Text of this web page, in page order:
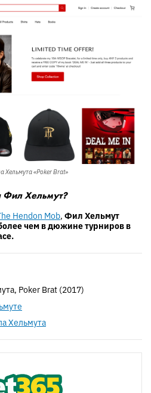
«Poker Brat»
Фил Хельмут?
Hendon Mob, Фил Хельмут
чем в дюжине турниров в
Poker Brat (2017)
Хельмута